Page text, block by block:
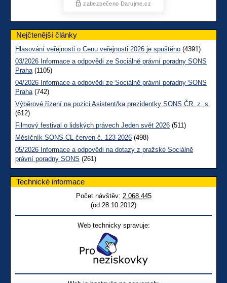
Nejčtenější články
Hlasování veřejnosti o Cenu veřejnosti 2026 je spuštěno (4391)
03/2026 Informace a odpovědi ze Sociálně právní poradny SONS
Praha(1105)
04/2026 Informace a odpovědi ze Sociálně právní poradny SONS
Praha(742)
Výběrové řízení na pozici Asistent/ka prezidentky SONS ČR, z. s.
(612)
Filmový festival o lidských právech Jeden svět 2026 (511)
Měsíčník SONS CL červen č. 123 2026 (498)
05/2026 Informace a odpovědi na dotazy z pražské Sociálně
právní poradny SONS (261)
Technické informace
Počet návštěv: 2 068 445
(od 28.10.2012)
Web technicky spravuje: